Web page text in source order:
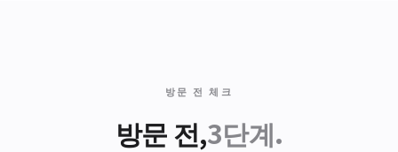
방문 전 체크
방문 전,3단계.